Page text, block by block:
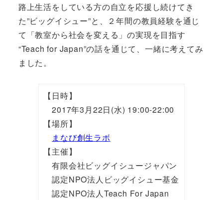
路上生活をしている方の自立を応援し続けてき
た”ビッグイシュー”と、２年間の教員経験を通じ
て「教室から社会を変える」の実現を目指す
“Teach for Japan”の話を通じて、一緒に考えてみ
ました。
【日時】
2017年3月22日(水) 19:00-22:00
【場所】
まなび創生ラボ
【主催】
有限会社ビッグイシュージャパン
認定NPO法人ビッグイシュー基金
認定NPO法人Teach For Japan